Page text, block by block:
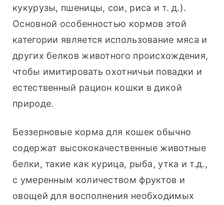
кукурузы, пшеницы, сои, риса и т. д.).
Основной особенностью кормов этой
категории является использование мяса и
других белков животного происхождения,
чтобы имитировать охотничьи повадки и
естественный рацион кошки в дикой
природе.
Беззерновые корма для кошек обычно
содержат высококачественные животные
белки, такие как курица, рыба, утка и т.д.,
с умеренным количеством фруктов и
овощей для восполнения необходимых